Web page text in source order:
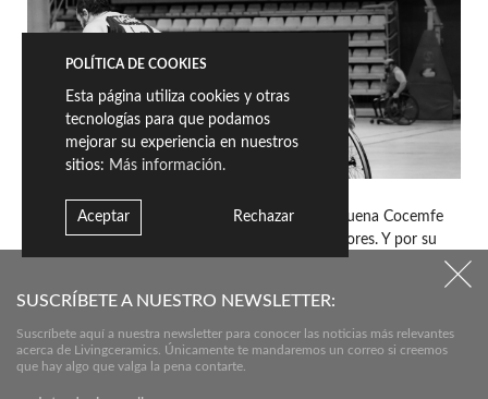
Desde Livingceramics, queremos dar la enhorabuena Cocemfe
por llevar a cabo iniciativas llenas de buenos valores. Y por su
puesto, al equipo formado por Vicente Alcalá, Sonia Remón,
Nassim El Habbas, José Villena, Manuel Vázquez, Gabriel Ferreira,
Daniel Muñoz y Dayron Samame y al cuerpo técnico con José
A. Galocha como entrenador y Fran Lope, Raul Saura y Julia
Beltrán como delegados. Os vemos en la cancha muy pronto,
SUSCRÍBETE A NUESTRO NEWSLETTER:
Suscríbete aquí a nuestra newsletter para conocer las noticias más relevantes
acerca de Livingceramics. Únicamente te mandaremos un correo si creemos
que hay algo que valga la pena contarte.
POLÍTICA DE COOKIES
Esta página utiliza cookies y otras
tecnologías para que podamos
mejorar su experiencia en nuestros
sitios: Más información.
Aceptar Rechazar